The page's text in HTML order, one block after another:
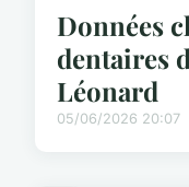
Données
dentaires
Léonard
05/06/2026 20:07